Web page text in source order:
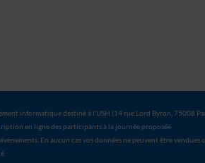
informatique destiné à l’USH (14 rue Lord Byron, 75008
en ligne des participants à la journée proposée.
En aucun cas vos données ne peuvent être vendues